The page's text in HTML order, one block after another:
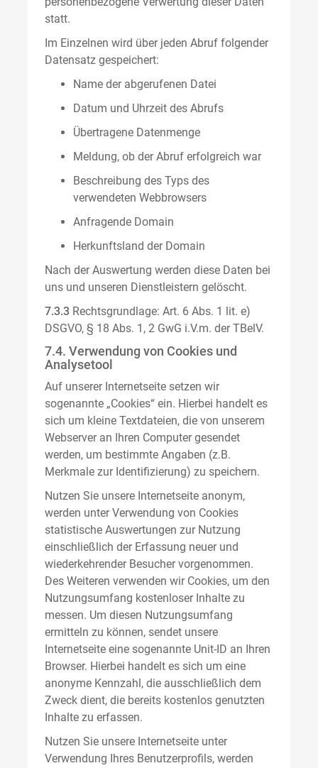
statt.
Im Einzelnen wird über jeden Abruf folgender
Datensatz gespeichert:
Name der abgerufenen Datei
Datum und Uhrzeit des Abrufs
Übertragene Datenmenge
Meldung, ob der Abruf erfolgreich war
Beschreibung des Typs des
verwendeten Webbrowsers
Anfragende Domain
Herkunftsland der Domain
Nach der Auswertung werden diese Daten bei
uns und unseren Dienstleistern gelöscht.
7.3.3 Rechtsgrundlage: Art. 6 Abs. 1 lit. e)
DSGVO, § 18 Abs. 1, 2 GwG i.V.m. der TBelV.
7.4. Verwendung von Cookies und
Analysetool
Auf unserer Internetseite setzen wir
sogenannte „Cookies“ ein. Hierbei handelt es
sich um kleine Textdateien, die von unserem
Webserver an Ihren Computer gesendet
werden, um bestimmte Angaben (z.B.
Merkmale zur Identifizierung) zu speichern.
Nutzen Sie unsere Internetseite anonym,
werden unter Verwendung von Cookies
statistische Auswertungen zur Nutzung
einschließlich der Erfassung neuer und
wiederkehrender Besucher vorgenommen.
Des Weiteren verwenden wir Cookies, um den
Nutzungsumfang kostenloser Inhalte zu
messen. Um diesen Nutzungsumfang
ermitteln zu können, sendet unsere
Internetseite eine sogenannte Unit-ID an Ihren
Browser. Hierbei handelt es sich um eine
anonyme Kennzahl, die ausschließlich dem
Zweck dient, die bereits kostenlos genutzten
Inhalte zu erfassen.
Nutzen Sie unsere Internetseite unter
Verwendung Ihres Benutzerprofils, werden